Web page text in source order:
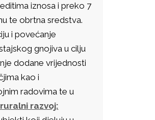
iznosa i preko 7
te obrtna sredstva.
i povećanje
gnojiva u cilju
dodane vrijednosti
kao i
radovima te u
razvoj: